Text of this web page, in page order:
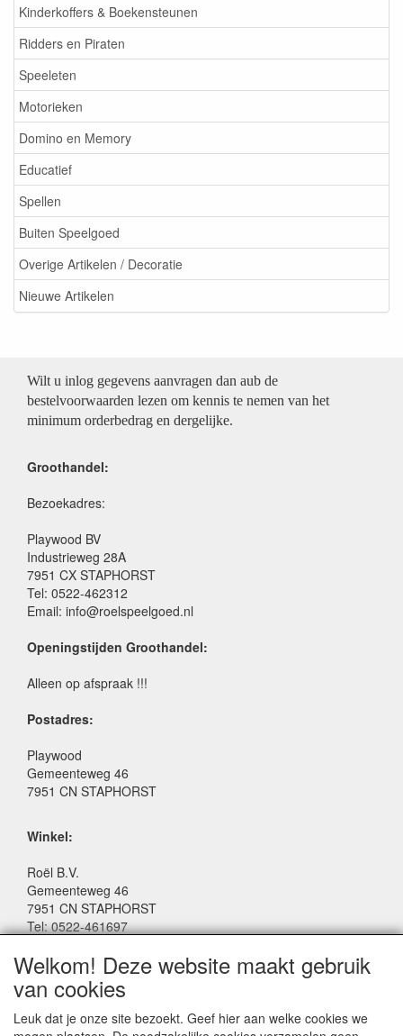
Kinderkoffers & Boekensteunen
Ridders en Piraten
Speeleten
Motorieken
Domino en Memory
Educatief
Spellen
Buiten Speelgoed
Overige Artikelen / Decoratie
Nieuwe Artikelen
Wilt u inlog gegevens aanvragen dan aub de
bestelvoorwaarden lezen om kennis te nemen van het
minimum orderbedrag en dergelijke.
Groothandel:
Bezoekadres:
Playwood BV
Industrieweg 28A
7951 CX STAPHORST
Tel: 0522-462312
Email: info@roelspeelgoed.nl
Openingstijden Groothandel:
Alleen op afspraak !!!
Postadres:
Playwood
Gemeenteweg 46
7951 CN STAPHORST
Winkel:
Roël B.V.
Gemeenteweg 46
7951 CN STAPHORST
Tel: 0522-461697
Facebook: www.facebook.com/roelspeelgoed
Openingstijden Winkel:
Welkom! Deze website maakt gebruik
van cookies
Leuk dat je onze site bezoekt. Geef hier aan welke cookies we